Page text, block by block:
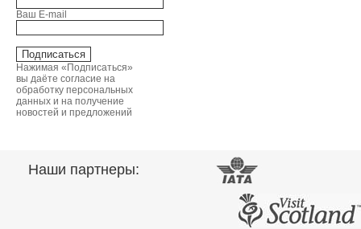
Ваш E-mail
Нажимая «Подписаться»
вы даёте согласие на
обработку персональных
данных и на получение
новостей и предложений
Наши партнеры: